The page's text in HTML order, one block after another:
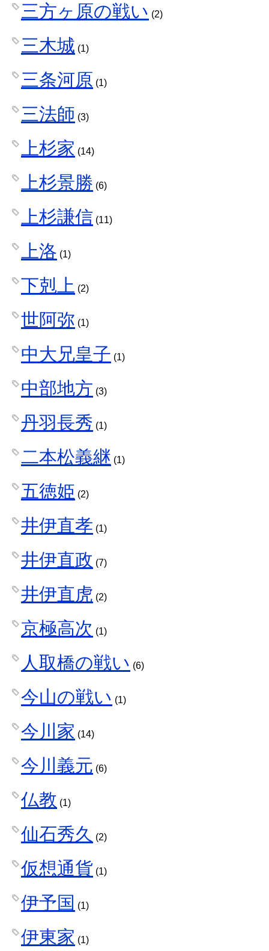
三方ヶ原の戦い (2)
三木城 (1)
三条河原 (1)
三法師 (3)
上杉家 (14)
上杉景勝 (6)
上杉謙信 (11)
上洛 (1)
下剋上 (2)
世阿弥 (1)
中大兄皇子 (1)
中部地方 (3)
丹羽長秀 (1)
二本松義継 (1)
五徳姫 (2)
井伊直孝 (1)
井伊直政 (7)
井伊直虎 (2)
京極高次 (1)
人取橋の戦い (6)
今山の戦い (1)
今川家 (14)
今川義元 (6)
仏教 (1)
仙石秀久 (2)
仮想通貨 (1)
伊予国 (1)
伊東家 (1)